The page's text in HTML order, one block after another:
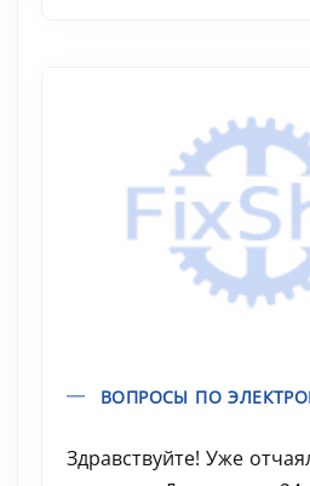
ВОПРОСЫ ПО
Здравствуйте! Уже